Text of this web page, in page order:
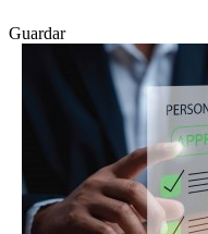
Guardar